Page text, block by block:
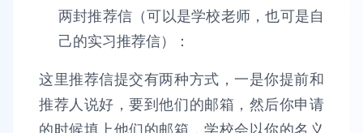
两封推荐信（可以是学校老师，也可是自
己的实习推荐信）：
这里推荐信提交有两种方式，一是你提前和
推荐人说好，要到他们的邮箱，然后你申请
的时候填上他们的邮箱，学校会以你的名义